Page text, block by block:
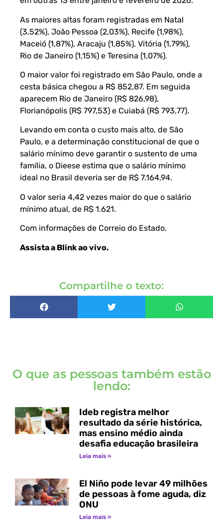
As maiores altas foram registradas em Natal
(3,52%), João Pessoa (2,03%), Recife (1,98%),
Maceió (1,87%), Aracaju (1,85%), Vitória (1,79%),
Rio de Janeiro (1,15%) e Teresina (1,07%).
O maior valor foi registrado em São Paulo, onde a
cesta básica chegou a R$ 852,87. Em seguida
aparecem Rio de Janeiro (R$ 826,98),
Florianópolis (R$ 797,53) e Cuiabá (R$ 793,77).
Levando em conta o custo mais alto, de São
Paulo, e a determinação constitucional de que o
salário mínimo deve garantir o sustento de uma
família, o Dieese estima que o salário mínimo
ideal no Brasil deveria ser de R$ 7.164,94.
O valor seria 4,42 vezes maior do que o salário
mínimo atual, de R$ 1.621.
Com informações de Correio do Estado.
Assista a Blink ao vivo.
Compartilhe o texto:
O que as pessoas também estão
lendo:
Ideb registra melhor
resultado da série histórica,
mas ensino médio ainda
desafia educação brasileira
Leia mais »
El Niño pode levar 49 milhões
de pessoas à fome aguda, diz
ONU
Leia mais »